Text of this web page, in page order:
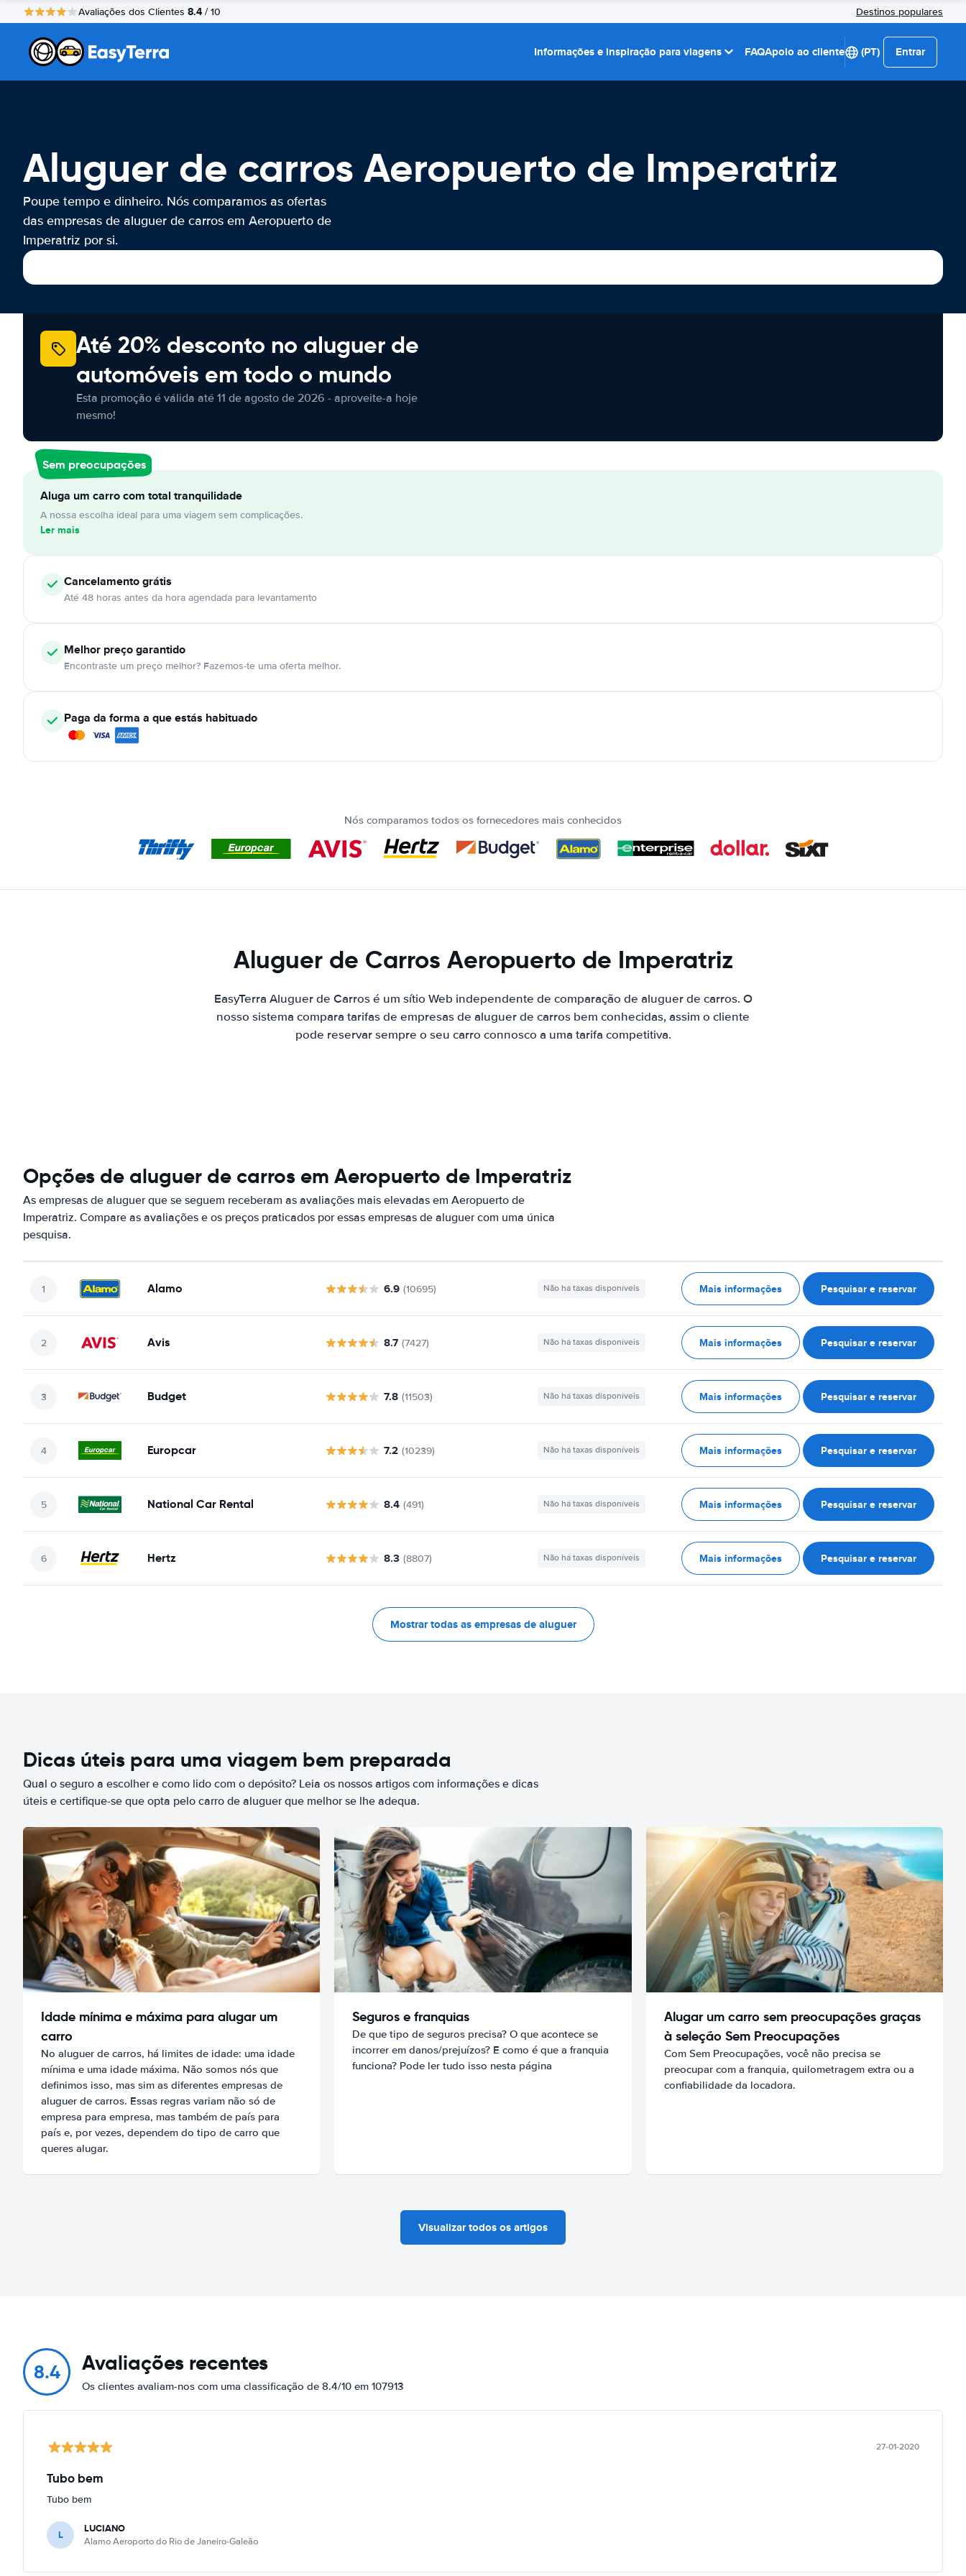
Avaliações dos Clientes 8.4 / 10 Destinos populares
Informações e inspiração para viagens FAQApoio ao cliente (PT) Entrar
Aluguer de carros Aeropuerto de Imperatriz
Poupe tempo e dinheiro. Nós comparamos as ofertas
das empresas de aluguer de carros em Aeropuerto de
Imperatriz por si.
Até 20% desconto no aluguer de
automóveis em todo o mundo
Esta promoção é válida até 11 de agosto de 2026 - aproveite-a hoje
mesmo!
Sem preocupações
Aluga um carro com total tranquilidade
A nossa escolha ideal para uma viagem sem complicações.
Ler mais
Cancelamentográtis
Até 48 horas antes da hora agendada para levantamento
Melhor preço garantido
Encontraste um preço melhor? Fazemos-te uma oferta melhor.
Paga da forma a que estás habituado
Nós comparamos todos os fornecedores mais conhecidos
Aluguer de Carros Aeropuerto de Imperatriz
EasyTerra Aluguer de Carros é um sítio Web independente de comparação de aluguer de carros. O
nosso sistema compara tarifas de empresas de aluguer de carros bem conhecidas, assim o cliente
pode reservar sempre o seu carro connosco a uma tarifa competitiva.
Opções de aluguer de carros em Aeropuerto de Imperatriz
As empresas de aluguer que se seguem receberam as avaliações mais elevadas em Aeropuerto de
Imperatriz. Compare as avaliações e os preços praticados por essas empresas de aluguer com uma única
pesquisa.
Alamo 6.9 (10695) Não há taxas disponíveis Mais informações Pesquisar e reservar
Avis 8.7 (7427) Não há taxas disponíveis Mais informações Pesquisar e reservar
Budget 7.8 (11503) Não há taxas disponíveis Mais informações Pesquisar e reservar
Europcar 7.2 (10239) Não há taxas disponíveis Mais informações Pesquisar e reservar
National Car Rental 8.4 (491) Não há taxas disponíveis Mais informações Pesquisar e reservar
Hertz 8.3 (8807) Não há taxas disponíveis Mais informações Pesquisar e reservar
Mostrar todas as empresas de aluguer
Dicas úteis para uma viagem bem preparada
Qual o seguro a escolher e como lido com o depósito? Leia os nossos artigos com informações e dicas
úteis e certifique-se que opta pelo carro de aluguer que melhor se lhe adequa.
Idade mínima e máxima para alugar um
carro
No aluguer de carros, há limites de idade: uma idade
mínima e uma idade máxima. Não somos nós que
definimos isso, mas sim as diferentes empresas de
aluguer de carros. Essas regras variam não só de
empresa para empresa, mas também de país para
país e, por vezes, dependem do tipo de carro que
queres alugar.
Seguros e franquias
De que tipo de seguros precisa? O que acontece se
incorrer em danos/prejuízos? E como é que a franquia
funciona? Pode ler tudo isso nesta página
Alugar um carro sem preocupações graças
à seleção Sem Preocupações
Com Sem Preocupações, você não precisa se
preocupar com a franquia, quilometragem extra ou a
confiabilidade da locadora.
Visualizar todos os artigos
8.4 Avaliações recentes
Os clientes avaliam-nos com uma classificação de 8.4/10 em 107913
27-01-2020
Tubo bem
Tubo bem
L LUCIANO
Alamo Aeroporto do Rio de Janeiro-Galeão